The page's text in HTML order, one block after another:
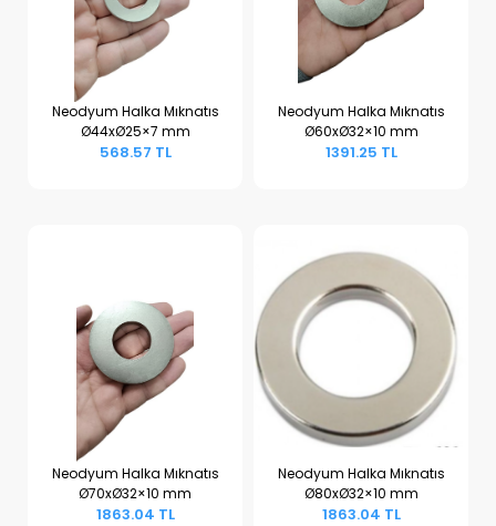
Sepete Ekle
Neodyum Halka Mıknatıs
Ø44xØ25×7 mm
568.57 TL
Sepete Ekle
Neodyum Halka Mıknatıs
Ø60xØ32×10 mm
1391.25 TL
Sepete Ekle
Neodyum Halka Mıknatıs
Ø70xØ32×10 mm
1863.04 TL
Sepete Ekle
Neodyum Halka Mıknatıs
Ø80xØ32×10 mm
1863.04 TL